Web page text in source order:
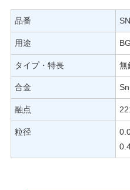
品番
用途
タイプ・特長 無
合金
融点
粒径